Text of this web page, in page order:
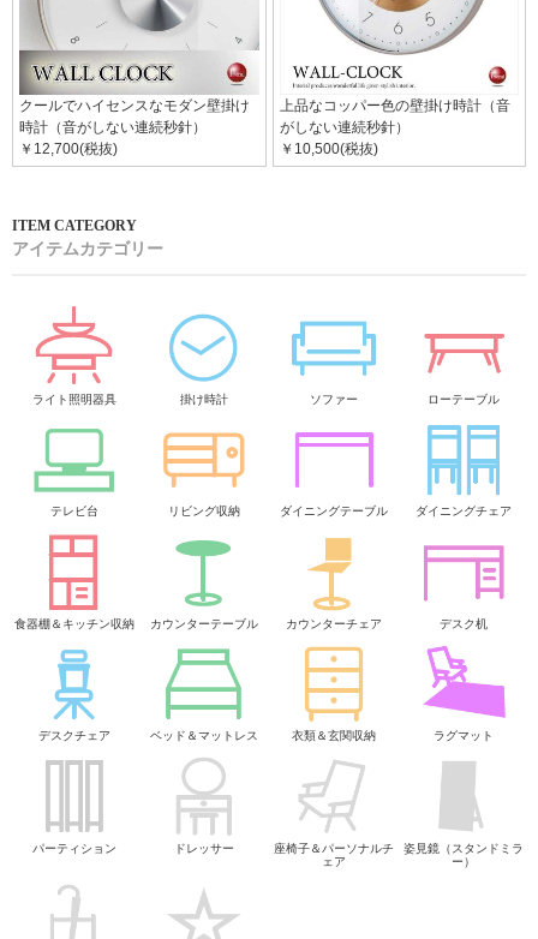
クールでハイセンスなモダン壁掛け
時計（音がしない連続秒針）
￥12,700(税抜)
上品なコッパー色の壁掛け時計（音
がしない連続秒針）
￥10,500(税抜)
アイテムカテゴリー
ライト照明器具 掛け時計 ソファー ローテーブル
テレビ台 リビング収納 ダイニングテーブル ダイニングチェア
食器棚＆キッチン収納 カウンターテーブル カウンターチェア デスク机
デスクチェア ベッド＆マットレス 衣類＆玄関収納 ラグマット
パーティション ドレッサー
座椅子＆パーソナルチ
ェア
姿見鏡（スタンドミラ
ー）